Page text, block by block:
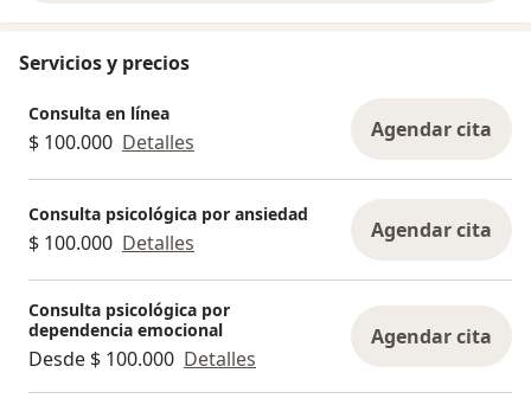
Servicios y precios
Consulta en línea
$ 100.000 Detalles Agendar cita
Consulta psicológica por ansiedad
$ 100.000 Detalles Agendar cita
Consulta psicológica por
dependencia emocional
Desde $ 100.000 Detalles
Agendar cita